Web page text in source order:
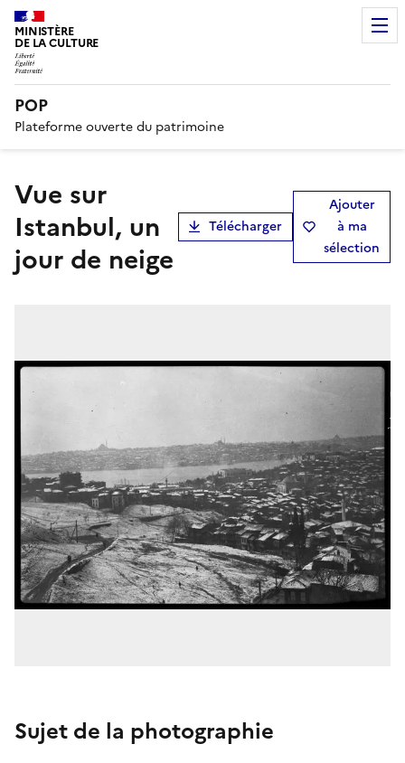
MINISTÈRE
DE LA CULTURE
POP
Plateforme ouverte du patrimoine
Vue sur
Istanbul, un
jour de neige
Télécharger
Ajouter
à ma
sélection
Sujet de la photographie